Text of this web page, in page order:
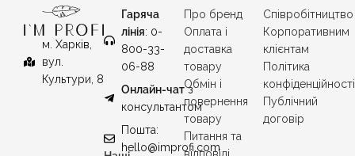
м. Харків,
вул.
Культури, 8
Гаряча
лінія: 0-
800-33-
06-88
Онлайн-чатз
консультантом
Пошта:
hello@improfi.com
Про бренд
Оплата і
доставка
товару
Обмін і
повернення
товару
Питання та
відповіді
Співробітництво
Корпоративним
клієнтам
Політика
конфіденційності
Публічний
договір